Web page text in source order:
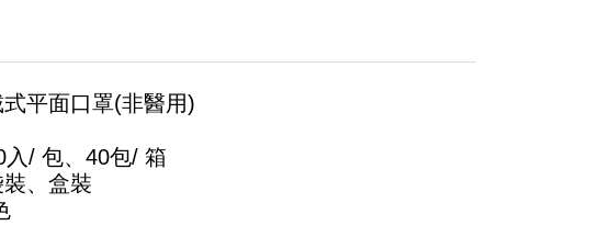
平面口罩(非醫用)
入/ 包、40包/ 箱
、盒裝